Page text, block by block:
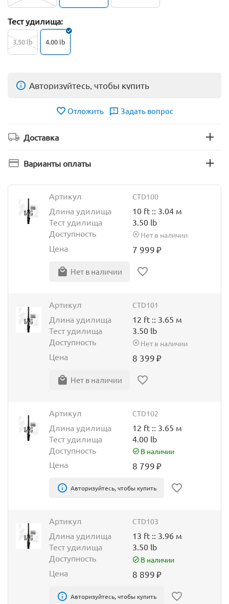
Тест удилища:
3.50 lb 4.00 lb
Авторизуйтесь, чтобы купить
Отложить Задать вопрос
Доставка
Варианты оплаты
Артикул CTD100
Длина удилища
10 ft :: 3.04 м
Тест удилища
3.50 lb
Доступность
Нет в наличии
Цена 7 999₽
Нет в наличии
Артикул CTD101
Длина удилища
12 ft :: 3.65 м
Тест удилища
3.50 lb
Доступность
Нет в наличии
Цена 8 399₽
Нет в наличии
Артикул CTD102
Длина удилища
12 ft :: 3.65 м
Тест удилища
4.00 lb
Доступность
В наличии
Цена 8 799₽
Авторизуйтесь, чтобы купить
Артикул CTD103
Длина удилища
13 ft :: 3.96 м
Тест удилища
3.50 lb
Доступность
В наличии
Цена 8 899₽
Авторизуйтесь, чтобы купить